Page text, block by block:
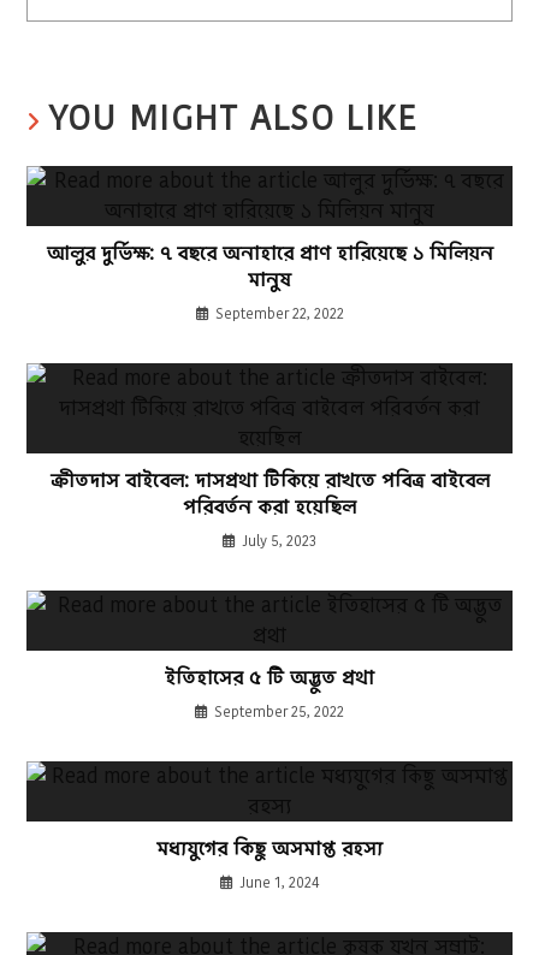
YOU MIGHT ALSO LIKE
আলুর দুর্ভিক্ষ: ৭ বছরে অনাহারে প্রাণ হারিয়েছে ১ মিলিয়ন
মানুষ
September 22, 2022
ক্রীতদাস বাইবেল: দাসপ্রথা টিকিয়ে রাখতে পবিত্র বাইবেল
পরিবর্তন করা হয়েছিল
July 5, 2023
ইতিহাসের ৫ টি অদ্ভুত প্রথা
September 25, 2022
মধ্যযুগের কিছু অসমাপ্ত রহস্য
June 1, 2024